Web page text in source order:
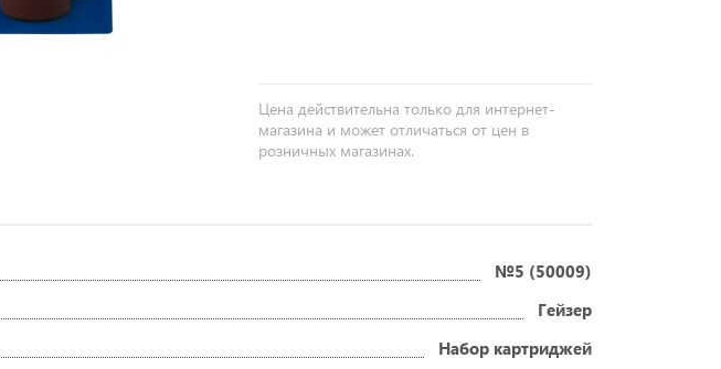
Цена действительна только для интернет-
магазина и может отличаться от цен в
розничных магазинах.
№5 (50009)
Гейзер
Набор картриджей